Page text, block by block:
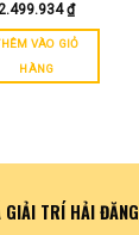
₫
VÀO GIỎ
HÀNG
GIẢI TRÍ HẢI ĐĂNG